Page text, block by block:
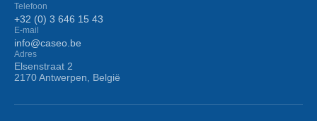
Telefoon
+32 (0) 3 646 15 43
E-mail
info@caseo.be
Adres
Elsenstraat 2
2170 Antwerpen, België